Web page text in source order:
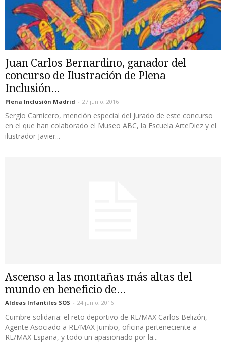
Juan Carlos Bernardino, ganador del
concurso de Ilustración de Plena
Inclusión...
Plena Inclusión Madrid - 27 junio, 2016
Sergio Carnicero, mención especial del Jurado de este concurso
en el que han colaborado el Museo ABC, la Escuela ArteDiez y el
ilustrador Javier...
Ascenso a las montañas más altas del
mundo en beneficio de...
Aldeas Infantiles SOS - 24 junio, 2016
Cumbre solidaria: el reto deportivo de RE/MAX Carlos Belizón,
Agente Asociado a RE/MAX Jumbo, oficina perteneciente a
RE/MAX España, y todo un apasionado por la...